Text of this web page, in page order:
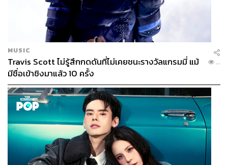
MUSIC
Travis Scott ไม่รู้สึกกดดันที่ไม่เคยชนะรางวัลแกรมมี่ แม้
มีชื่อเข้าชิงมาแล้ว 10 ครั้ง
...